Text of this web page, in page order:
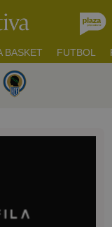
BASKET FUTBOL